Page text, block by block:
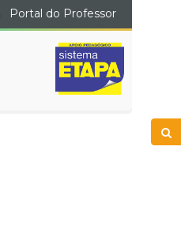
Portal do Professor